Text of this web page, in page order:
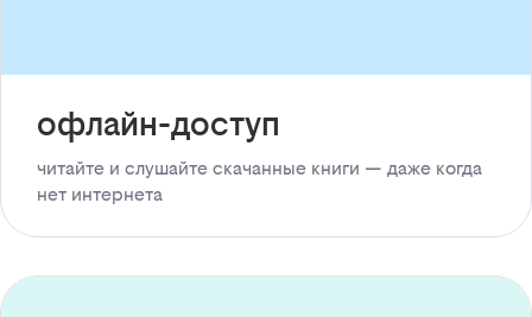
офлайн-доступ
читайте и слушайте скачанные книги — даже когда
нет интернета